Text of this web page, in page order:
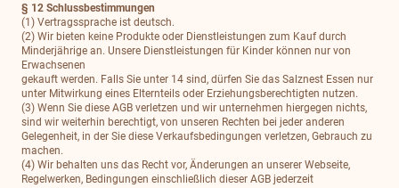
§ 12 Schlussbestimmungen
(1) Vertragssprache ist deutsch.
(2) Wir bieten keine Produkte oder Dienstleistungen zum Kauf durch
Minderjährige an. Unsere Dienstleistungen für Kinder können nur von
Erwachsenen
gekauft werden. Falls Sie unter 14 sind, dürfen Sie das Salznest Essen nur
unter Mitwirkung eines Elternteils oder Erziehungsberechtigten nutzen.
(3) Wenn Sie diese AGB verletzen und wir unternehmen hiergegen nichts,
sind wir weiterhin berechtigt, von unseren Rechten bei jeder anderen
Gelegenheit, in der Sie diese Verkaufsbedingungen verletzen, Gebrauch zu
machen.
(4) Wir behalten uns das Recht vor, Änderungen an unserer Webseite,
Regelwerken, Bedingungen einschließlich dieser AGB jederzeit